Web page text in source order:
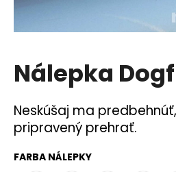
Nálepka
Neskúšaj ma
pripravený prehrať.
FARBA NÁLEPKY
á
j
ť
?